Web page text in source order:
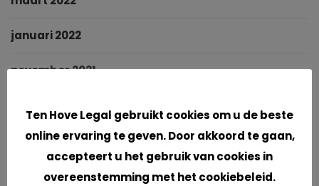
januari 2022
november 2021
september 2021
juni 2021
Ten Hove Legal gebruikt cookies om u de beste
online ervaring te geven. Door akkoord te gaan,
accepteert u het gebruik van cookies in
overeenstemming met het cookiebeleid.